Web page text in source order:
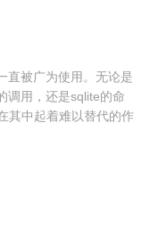
直被广为使用。无论是
调用，还是sqlite的命
其中起着难以替代的作